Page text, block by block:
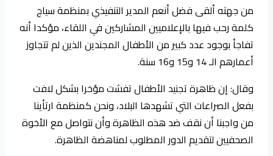
من جهته ألقى فضل أنعم المدير التنفيذي بمنظمة سياج
كلمة رحب فيها بالإعلاميين المشاركين في اللقاء، مؤكدا أنه
تفاجأ بوجود عدد كبير من الأطفال المجندين الذين لم تتجاوز
أعمارهم الـ 14 و15 و16 سنة.
وقال: إن ظاهرة تجنيد الأطفال تفشت مؤخرا بشكل لافت
بفعل الصراعات التي تشهدها البلاد، ونحن كمنظمة ارتأينا
من واجبنا أن نقف ضد هذه الظاهرة وأن نتواصل مع الأخوة
الصحفيين لتقديم الدور المطلوب لمناهضة الظاهرة.